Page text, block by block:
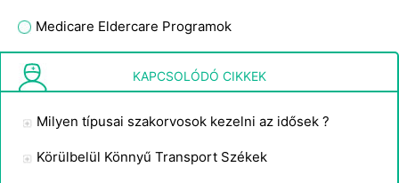
Medicare Eldercare Programok
Geriátriai ápolási protokollok
KAPCSOLÓDÓ CIKKEK
Milyen típusai szakorvosok kezelni az idősek ?
Körülbelül Könnyű Transport Székek